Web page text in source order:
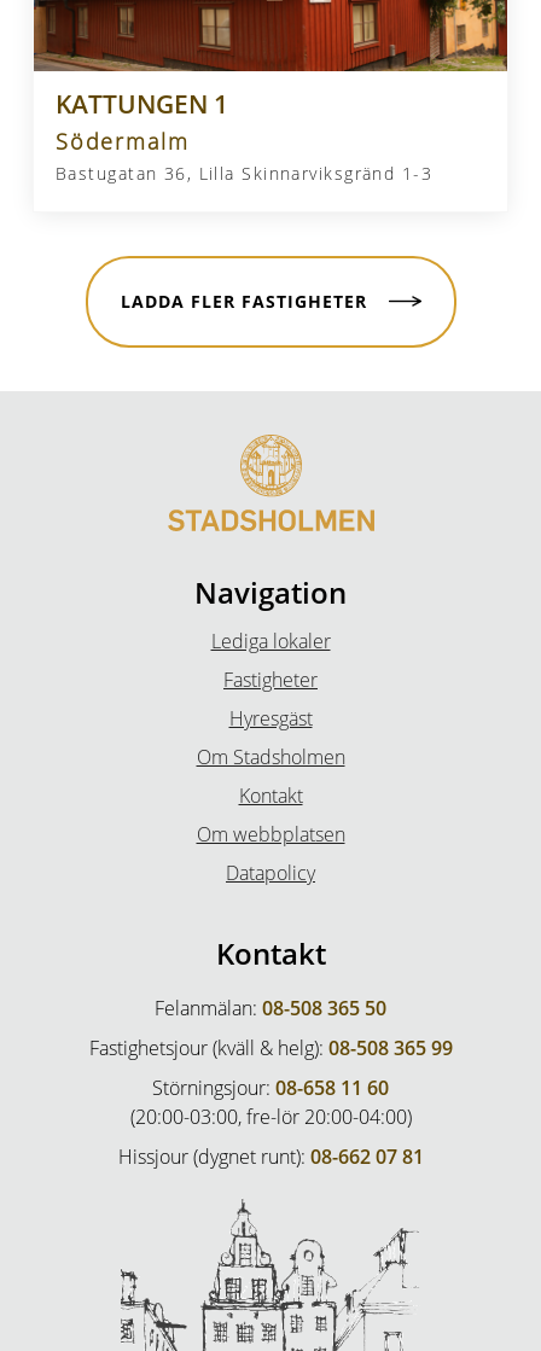
KATTUNGEN 1
Södermalm
Bastugatan 36, Lilla Skinnarviksgränd 1-3
LADDA FLER FASTIGHETER
Navigation
Lediga lokaler
Fastigheter
Hyresgäst
Om Stadsholmen
Kontakt
Om webbplatsen
Datapolicy
Kontakt
Felanmälan: 08-508 365 50
Fastighetsjour (kväll & helg): 08-508 365 99
Störningsjour: 08-658 11 60
(20:00-03:00, fre-lör 20:00-04:00)
Hissjour (dygnet runt): 08-662 07 81